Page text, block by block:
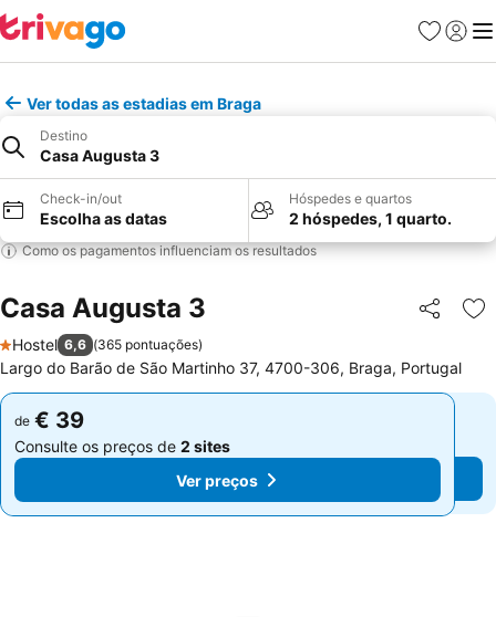
Favoritos
Iniciar
Ver todas as estadias em Braga
Destino
Casa Augusta 3
Check-in/out
Escolha as datas
Hóspedes e quartos
2 hóspedes, 1 quarto.
Como os pagamentos influenciam os resultados
Casa Augusta 3 Partilhar
1 Estrelas
Hostel 6,6 (365 pontuações)
Largo do Barão de São Martinho 37, 4700-306, Braga, Portugal
de € 39
Consulte os preços de 2 sites
Ver preços
de € 39
Consulte os preços de 2 sites
Ver preços